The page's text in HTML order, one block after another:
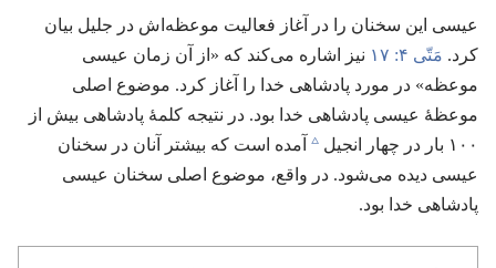
عیسی این سخنان را در آغاز فعالیت موعظه‌اش در جلیل بیان
کرد.‏ مَتّی ۴:‏ ۱۷
نیز اشاره می‌کند که «از آن زمان عیسی
موعظه» در مورد پادشاهی خدا را آغاز کرد.‏ موضوع اصلی
موعظهٔ عیسی پادشاهی خدا بود.‏ در نتیجه کلمهٔ پادشاهی بیش از
۱۰۰ بار در چهار انجیل
c آمده است که بیشتر آنان در سخنان
عیسی دیده می‌شود.‏ در واقع،‏ موضوع اصلی سخنان عیسی
پادشاهی خدا بود.‏